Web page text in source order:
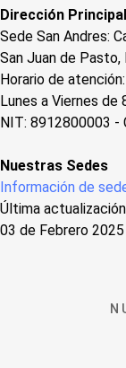
Dirección
Sede San Andres:
San Juan de Pasto,
Horario de atención:
Lunes a Viernes de
NIT: 8912800003 -
Nuestras Sedes
Información de
Última
03 de Febrero 2025